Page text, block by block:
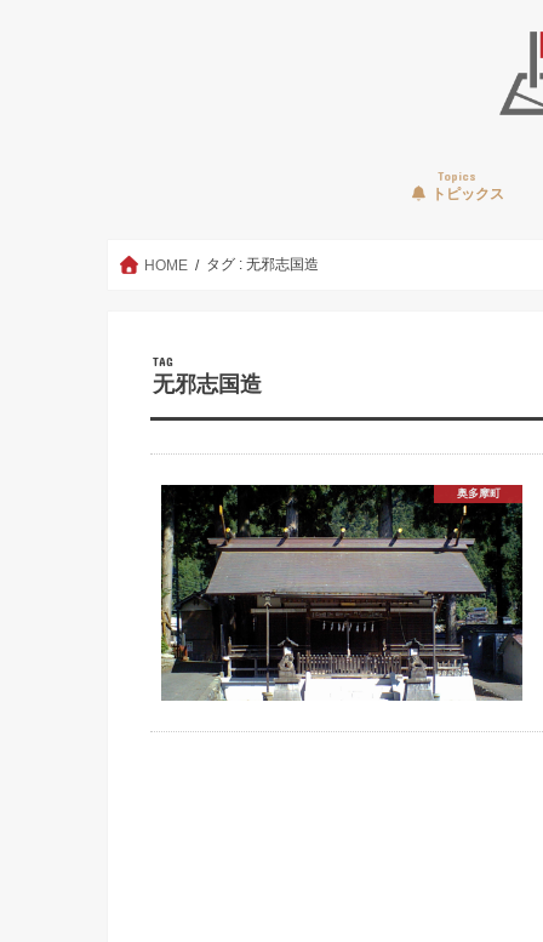
Topics
トピックス
HOME タグ : 无邪志国造
TAG
无邪志国造
奥多摩町